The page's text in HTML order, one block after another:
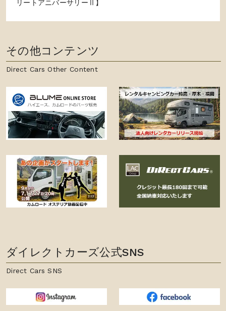
リートアニバーサリーⅡ】
その他コンテンツ
Direct Cars Other Content
ダイレクトカーズ公式SNS
Direct Cars SNS